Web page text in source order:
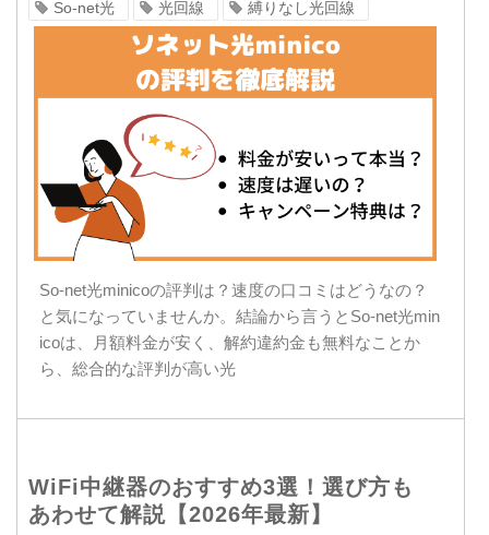
So-net光 光回線 縛りなし光回線
So-net光minicoの評判は？速度の口コミはどうなの？
と気になっていませんか。結論から言うとSo-net光min
icoは、月額料金が安く、解約違約金も無料なことか
ら、総合的な評判が高い光
WiFi中継器のおすすめ3選！選び方も
あわせて解説【2026年最新】